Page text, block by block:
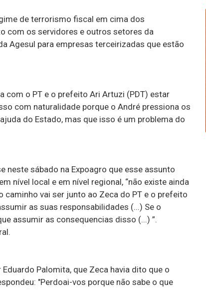
de terrorismo fiscal em cima dos
com os servidores e outros setores da
Agesul para empresas terceirizadas que estão
com o PT e o prefeito Ari Artuzi (PDT) estar
com naturalidade porque o André pressiona os
do Estado, mas que isso é um problema do
neste sábado na Expoagro que esse assunto
nível local e em nível regional, “não existe ainda
vai ser junto ao Zeca do PT e o prefeito
as suas responsabilidades (...) Se o
assumir as consequencias disso (...) ”.
Palomita, que Zeca havia dito que o
"Perdoai-vos porque não sabe o que